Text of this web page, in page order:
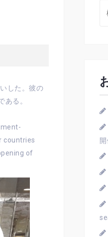
した。彼の
る。
countries
of
索: